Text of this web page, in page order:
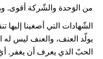
من الوَحدة والشّركة أقوى.
الشّهادات التي أصغينا إليها
يولّد العنف، والعنف ليس له
الحبّ الذي يعرف أن يغفر. أيّ